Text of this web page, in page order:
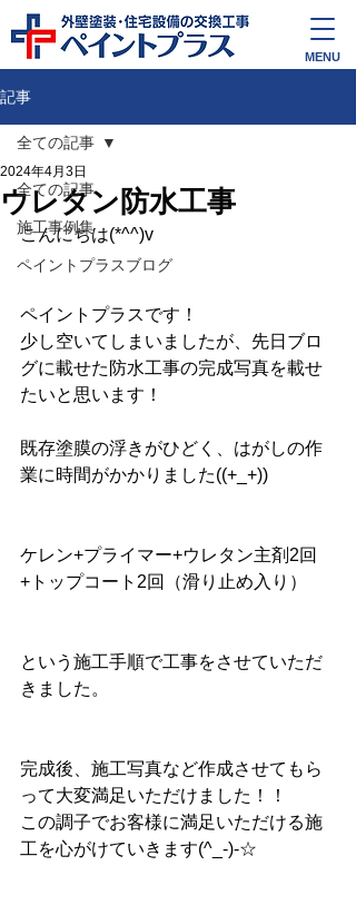
外壁塗装・住宅設備の交換工事
ペイントプラス MENU
記事
全ての記事
施工事例集
ペイントプラスブログ
全ての記事
ウレタン防水工事
2024年4月3日
こんにちは(*^^)v
ペイントプラスです！
少し空いてしまいましたが、先日ブロ
グに載せた防水工事の完成写真を載せ
たいと思います！
既存塗膜の浮きがひどく、はがしの作
業に時間がかかりました((+_+))
ケレン+プライマー+ウレタン主剤2回
+トップコート2回（滑り止め入り）
という施工手順で工事をさせていただ
きました。
完成後、施工写真など作成させてもら
って大変満足いただけました！！
この調子でお客様に満足いただける施
工を心がけていきます(^_-)-☆